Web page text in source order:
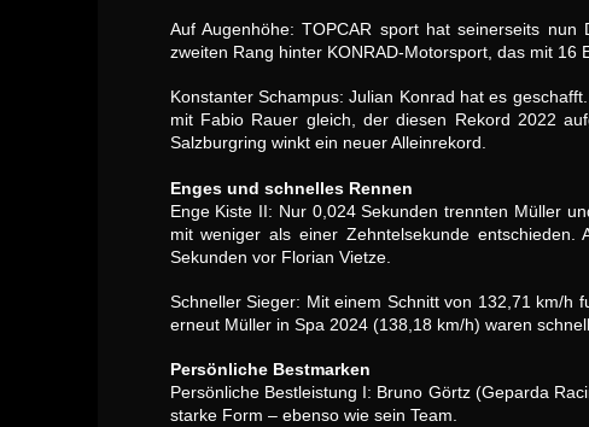
Auf Augenhöhe: TOPCAR sport hat seinerseits
zweiten Rang hinter KONRAD-Motorsport, das mit 16
Konstanter Schampus: Julian Konrad hat es
mit Fabio Rauer gleich, der diesen Rekord 2022
Salzburgring winkt ein neuer Alleinrekord.
Enges und schnelles Rennen
Enge Kiste II: Nur 0,024 Sekunden trennten Müller
mit weniger als einer Zehntelsekunde
Sekunden vor Florian Vietze.
Schneller Sieger: Mit einem Schnitt von 132,71 km/h
erneut Müller in Spa 2024 (138,18 km/h) waren
Persönliche Bestmarken
Persönliche Bestleistung I: Bruno Görtz (Geparda
starke Form – ebenso wie sein Team.